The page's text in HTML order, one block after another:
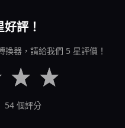
評！
器，請給我們 5 星評價！
54 個評分